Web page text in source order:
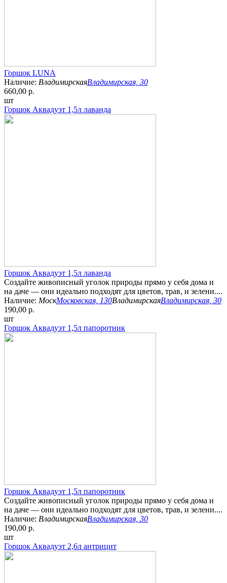
Горшок LUNA
Наличие: ВладимирскаяВладимирская, 30
660,00 р.
шт
Горшок Аквадуэт 1,5л лаванда
Горшок Аквадуэт 1,5л лаванда
Создайте живописный уголок природы прямо у себя дома и
на даче — они идеально подходят для цветов, трав, и зелени....
Наличие: МоскМосковская, 130ВладимирскаяВладимирская, 30
190,00 р.
шт
Горшок Аквадуэт 1,5л папоротник
Горшок Аквадуэт 1,5л папоротник
Создайте живописный уголок природы прямо у себя дома и
на даче — они идеально подходят для цветов, трав, и зелени....
Наличие: ВладимирскаяВладимирская, 30
190,00 р.
шт
Горшок Аквадуэт 2,6л антрицит